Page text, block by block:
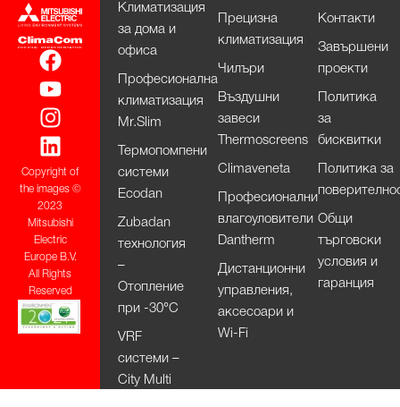
Copyright of
the images ©
2023
Mitsubishi
Electric
Europe B.V.
All Rights
Reserved
Климатизация
за дома и
офиса
Професионална
климатизация
Mr.Slim
Термопомпени
системи
Ecodan
Zubadan
технология
–
Отопление
при -30°С
VRF
системи –
City Multi
Прецизна
климатизация
Чилъри
Въздушни
завеси
Thermoscreens
Climaveneta
Професионални
влагоуловители
Dantherm
Дистанционни
управления,
аксесоари и
Wi-Fi
Контакти
Завършени
проекти
Политика
за
бисквитки
Политика за
Общи
търговски
условия и
гаранция